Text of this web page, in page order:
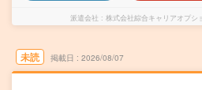
派遣会社 株式会社綜合キャリアオプシ
未読 掲載日 2026/08/07